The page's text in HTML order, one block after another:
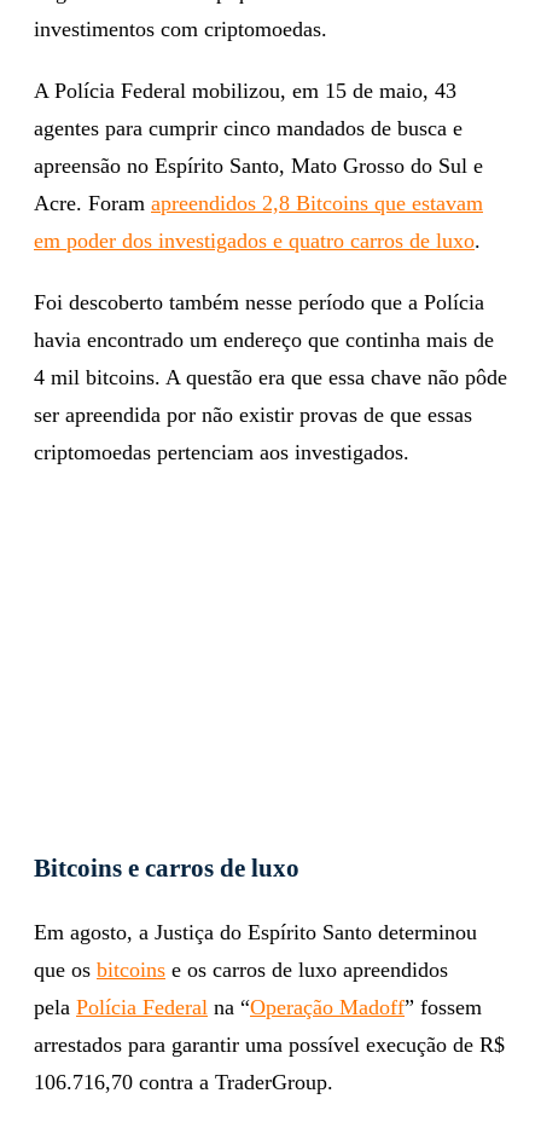
investimentos com criptomoedas.
A Polícia Federal mobilizou, em 15 de maio, 43
agentes para cumprir cinco mandados de busca e
apreensão no Espírito Santo, Mato Grosso do Sul e
Acre. Foram apreendidos 2,8 Bitcoins que estavam
em poder dos investigados e quatro carros de luxo.
Foi descoberto também nesse período que a Polícia
havia encontrado um endereço que continha mais de
4 mil bitcoins. A questão era que essa chave não pôde
ser apreendida por não existir provas de que essas
criptomoedas pertenciam aos investigados.
Bitcoins e carros de luxo
Em agosto, a Justiça do Espírito Santo determinou
que os bitcoins e os carros de luxo apreendidos
pela Polícia Federal na “Operação Madoff” fossem
arrestados para garantir uma possível execução de R$
106.716,70 contra a TraderGroup.